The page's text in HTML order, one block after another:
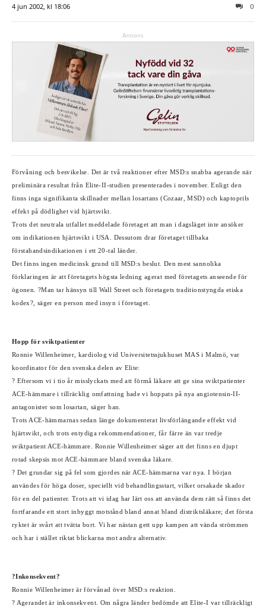
4 jun 2002, kl 18:06 0
Annons
Förvåning och besvikelse. Det är två reaktioner efter MSD:s snabba agerande när
preliminära resultat från Elite-II-studien presenterades i november. Enligt den
finns inga signifikanta skillnader mellan losartans (Cozaar, MSD) och kaptoprils
effekt på dödlighet vid hjärtsvikt.
Trots det neutrala utfallet meddelade företaget att man i dagsläget inte ansöker
om indikationen hjärtsvikt i USA. Dessutom drar företaget tillbaka
förstahandsindikationen i ett 20-tal länder.
Det finns ingen medicinsk grund till MSD:s beslut. Den mest sannolika
förklaringen är att företagets högsta ledning agerat med företagets anseende för
ögonen. ?Man tar hänsyn till Wall Street och företagets traditionstyngda etiska
kodex?, säger en person med insyn i företaget.
Hopp för sviktpatienter
Ronnie Willenheimer, kardiolog vid Universitetssjukhuset MAS i Malmö, var
koordinator för den svenska delen av Elite:
? Eftersom vi i tio år misslyckats med att förmå läkare att ge sina sviktpatienter
ACE-hämmare i tillräcklig omfattning hade vi hoppats på nya angiotensin-II-
antagonister som losartan, säger han.
Trots ACE-hämmarnas sedan länge dokumenterat livsförlängande effekt vid
hjärtsvikt, och trots entydiga rekommendationer, får färre än var tredje
sviktpatient ACE-hämmare. Ronnie Willenheimer säger att det finns en djupt
rotad skepsis mot ACE-hämmare bland svenska läkare.
? Det grundar sig på fel som gjordes när ACE-hämmarna var nya. I början
användes för höga doser, speciellt vid behandlingsstart, vilket orsakade skador
för en del patienter. Trots att vi idag har lärt oss att använda dem rätt så finns det
fortfarande ett stort inbyggt motstånd bland annat bland distriktsläkare; det första
ryktet är svårt att tvätta bort. Vi har nästan gett upp kampen att vända strömmen
och har i stället riktat blickarna mot andra alternativ.
?Inkonsekvent?
Ronnie Willenheimer är förvånad över MSD:s reaktion.
? Agerandet är inkonsekvent. Om några länder bedömde att Elite-I var tillräckligt